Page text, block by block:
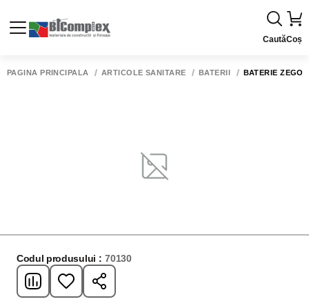
CautăCoș
PAGINA PRINCIPALĂ ARTICOLE SANITARE BATERII BATERIE
Codul produsului : 70130